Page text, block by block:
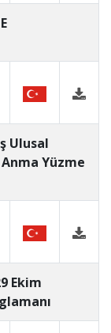
Ulusal
Yüzme
Ekim